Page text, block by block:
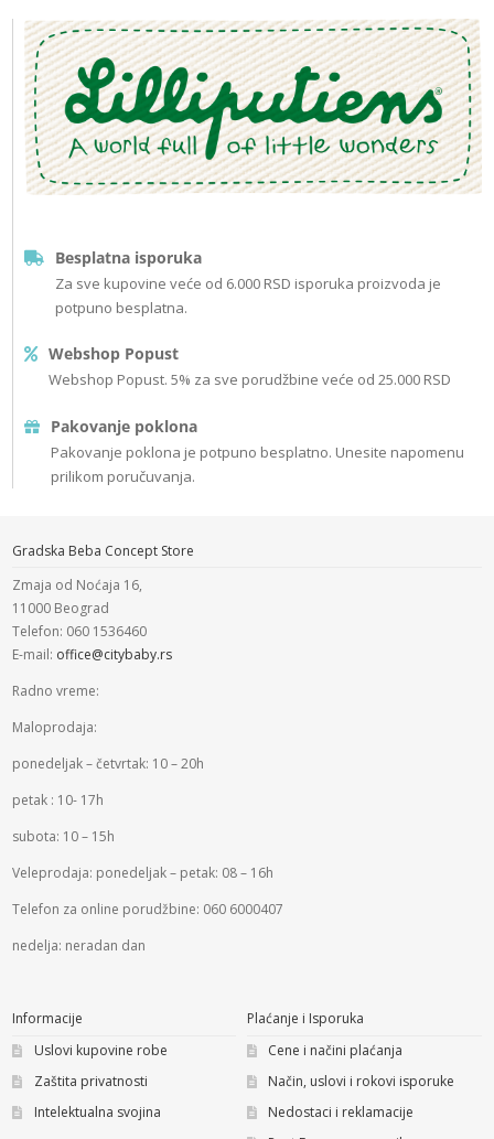
Besplatna isporuka
Za sve kupovine veće od 6.000 RSD isporuka proizvoda je
potpuno besplatna.
Webshop Popust
Webshop Popust. 5% za sve porudžbine veće od 25.000 RSD
Pakovanje poklona
Pakovanje poklona je potpuno besplatno. Unesite napomenu
prilikom poručuvanja.
Gradska Beba Concept Store
Zmaja od Noćaja 16,
11000 Beograd
Telefon: 060 1536460
E-mail: office@citybaby.rs
Radno vreme:
Maloprodaja:
ponedeljak – četvrtak: 10 – 20h
petak : 10- 17h
subota: 10 – 15h
Veleprodaja: ponedeljak – petak: 08 – 16h
Telefon za online porudžbine: 060 6000407
nedelja: neradan dan
Informacije
Uslovi kupovine robe
Zaštita privatnosti
Intelektualna svojina
Plaćanje i Isporuka
Cene i načini plaćanja
Način, uslovi i rokovi isporuke
Nedostaci i reklamacije